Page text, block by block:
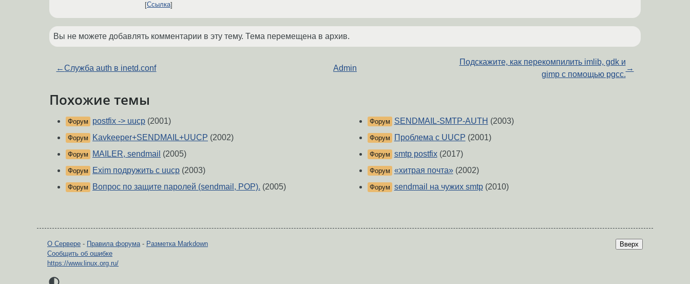
Ссылка
Вы не можете добавлять комментарии в эту тему. Тема перемещена в архив.
←Служба auth в inetd.conf Admin
Подскажите, как перекомпилить imlib, gdk и
gimp с помощью pgcc.
→
Похожие темы
Форум postfix -> uucp (2001)
Форум Kavkeeper+SENDMAIL+UUCP (2002)
Форум MAILER, sendmail (2005)
Форум Exim подружить c uucp (2003)
Форум Вопрос по защите паролей (sendmail, POP). (2005)
Форум SENDMAIL-SMTP-AUTH (2003)
Форум Проблема с UUCP (2001)
Форум smtp postfix(2017)
Форум «хитрая почта»(2002)
Форум sendmail на чужих smtp(2010)
Вверх
О Сервере - Правила форума- Разметка Markdown
Сообщить об ошибке
https://www.linux.org.ru/